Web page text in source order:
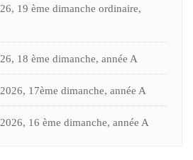
19 ème dimanche ordinaire,
18 ème dimanche, année A
17ème dimanche, année A
16 ème dimanche, année A